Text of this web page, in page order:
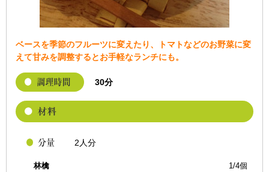
ベースを季節のフルーツに変えたり、トマトなどのお野菜に変
えて甘みを調整するとお手軽なランチにも。
30分
2人分
林檎 1/4個